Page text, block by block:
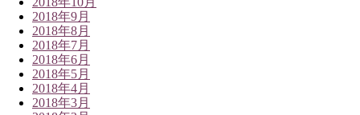
2018年9月
2018年8月
2018年7月
2018年6月
2018年5月
2018年4月
2018年3月